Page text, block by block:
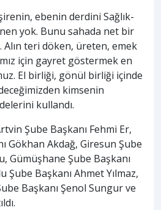
ebenin derdini Sağlık-
yok. Bunu sahada net bir
teri döken, üreten, emek
için gayret göstermek en
El birliği, gönül birliği içinde
kimsenin
kullandı.
Şube Başkanı Fehmi Er,
Gökhan Akdağ, Giresun Şube
Gümüşhane Şube Başkanı
Başkanı Ahmet Yılmaz,
Başkanı Şenol Sungur ve